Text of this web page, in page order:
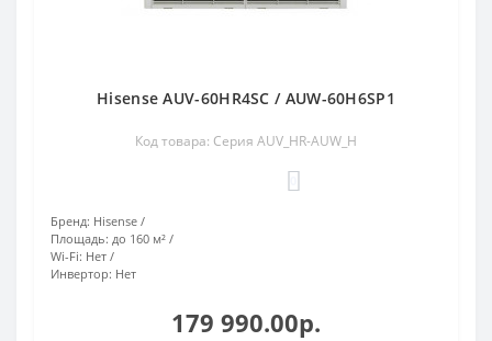
Hisense AUV-60HR4SC / AUW-60H6SP1
Код товара: Серия AUV_HR-AUW_H
Бренд: Hisense
Площадь: до 160 м²
Wi-Fi: Нет
Инвертор: Нет
179 990.00р.